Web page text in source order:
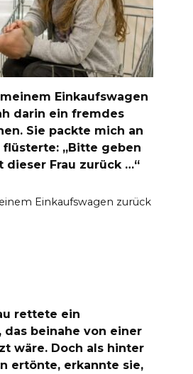
Einkaufswagen
darin ein fremdes
Sie packte mich an
flüsterte: „Bitte geben
dieser Frau zurück …“
Einkaufswagen zurück
rettete ein
das beinahe von einer
wäre. Doch als hinter
ertönte, erkannte sie,